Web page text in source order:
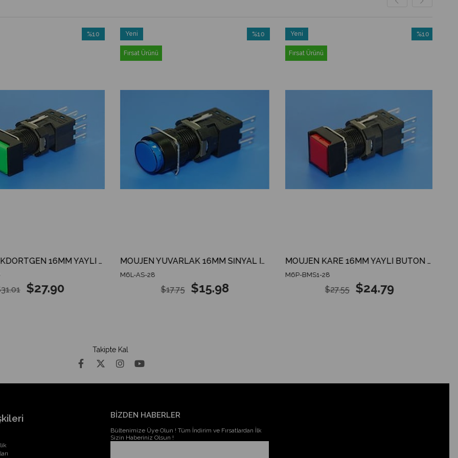
MOUJEN DİKDÖRTGEN 16MM YAYLI BUTON 24V AC/DC 9PİN 2CO
$27.90
%10
MOUJEN YUVARLAK 16MM SİNYAL IŞIK 24V AC/DC 3PİN BUTON
M6L-AS-28
$15.98
$17.75
%10
Yeni
Ürün
Fırsat Ürünü
MOUJEN KARE 16MM YAYLI BUTON 24V AC/DC 6PİN 1CO
M6P-BMS1-28
$24.79
$27.55
%10
Yeni
Ürün
Fırsat Ürünü
Takipte Kal
BİZDEN HABERLER
Bültenimize Üye Olun ! Tüm İndirim ve Fırsatlardan İlk
Sizin Haberiniz Olsun !